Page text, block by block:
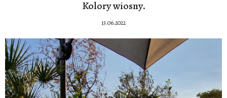
Kolory wiosny.
13.06.2022